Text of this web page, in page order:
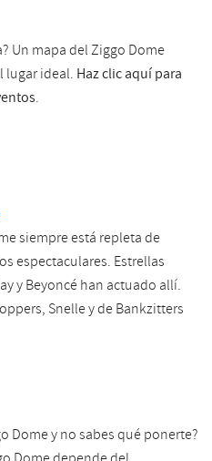
Un mapa del Ziggo Dome
lugar ideal. Haz clic aquí para
.
siempre está repleta de
espectaculares. Estrellas
y Beyoncé han actuado allí.
Snelle y de Bankzitters
Dome y no sabes qué ponerte?